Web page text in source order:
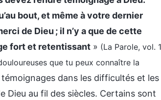
bout, et même à votre dernier
de Dieu ; il n’y a que de cette
fort et retentissant » (La Parole, vol. 1
que tu peux connaître la
témoignages dans les difficultés et les
Dieu au fil des siècles. Certains sont